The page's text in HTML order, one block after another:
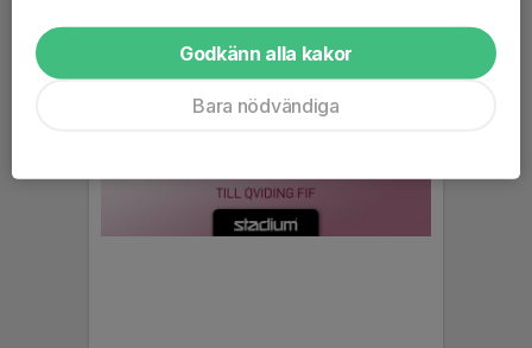
Godkänn alla kakor
Bara nödvändiga